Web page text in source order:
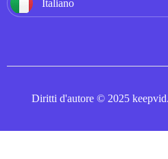
Italiano
Diritti d'autore © 2025